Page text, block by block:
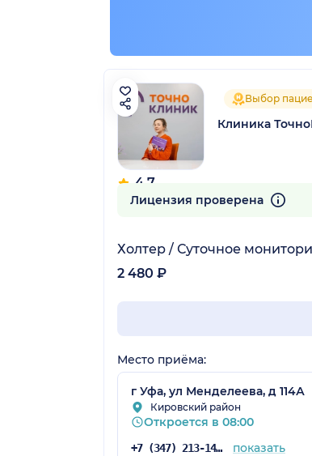
4.7
306 отзывов
Выбор
Клиника
Лицензия проверена
Холтер / Суточное
2 480 ₽
Место приёма:
г Уфа, ул Менделеева, д 114А
Кировский район
Откроется в 08:00
+7 (347) 213-14-72 показать